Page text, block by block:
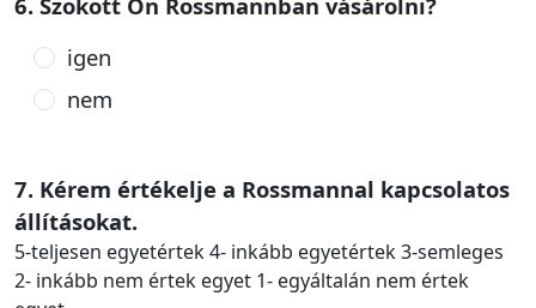
igen
nem
7. Kérem értékelje a Rossmannal kapcsolatos
állításokat.
5-teljesen egyetértek 4- inkább egyetértek 3-semleges
2- inkább nem értek egyet 1- egyáltalán nem értek